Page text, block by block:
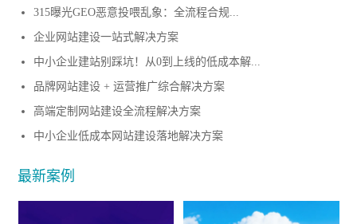
315曝光GEO恶意投喂乱象：全流程合规...
企业网站建设一站式解决方案
中小企业建站别踩坑！从0到上线的低成本解...
品牌网站建设 + 运营推广综合解决方案
高端定制网站建设全流程解决方案
中小企业低成本网站建设落地解决方案
最新案例